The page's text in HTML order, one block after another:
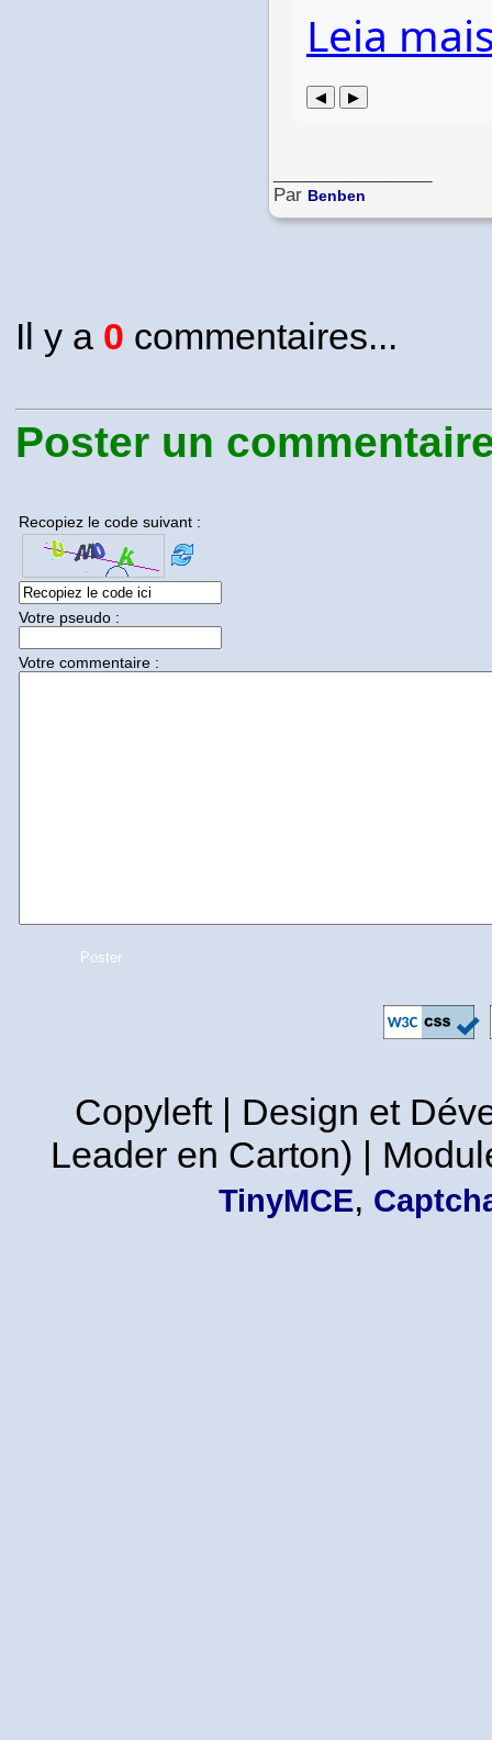
Par Benben
Il y a 0 commentaires...
Poster un
Recopiez le code suivant :
Votre pseudo :
Votre commentaire :
Copyleft | Design et
Leader en Carton) |
TinyMCE,